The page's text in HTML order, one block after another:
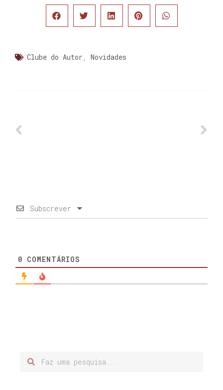
Clube do Autor , Novidades
Subscrever
0 COMENTÁRIOS